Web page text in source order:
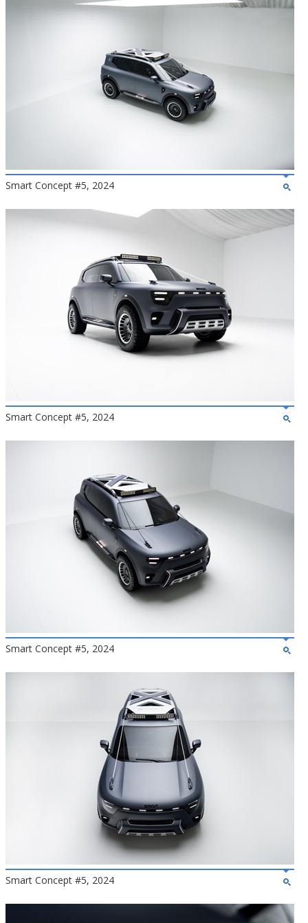
Smart Concept #5, 2024
Smart Concept #5, 2024
Smart Concept #5, 2024
Smart Concept #5, 2024